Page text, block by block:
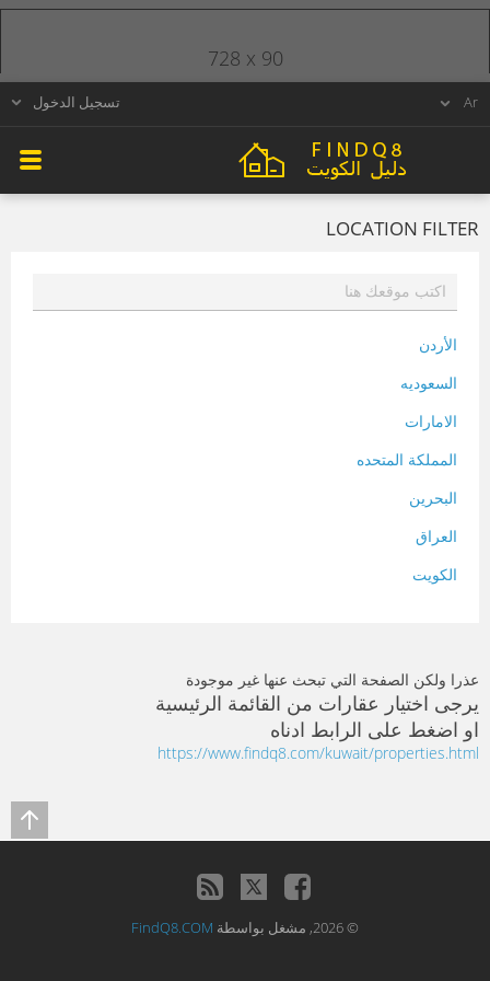
تسجيل الدخول
LOCATION FILTER
الأردن
السعوديه
الامارات
المملكة المتحده
البحرين
العراق
الكويت
سلطنة عمان
فلسطين
قطر
تونس
عذرا ولكن الصفحة التي تبحث عنها غير موجودة
يرجى اختيار عقارات من القائمة الرئيسية
او اضغط على الرابط ادناه
https://www.findq8.com/kuwait/properties.html
728 x 90
© 2026, مشغل بواسطة FindQ8.COM